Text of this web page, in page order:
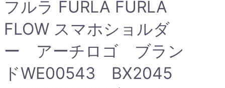
フルラ FURLA FURLA
FLOW スマホショルダ
ー アーチロゴ ブラン
ドWE00543 BX2045